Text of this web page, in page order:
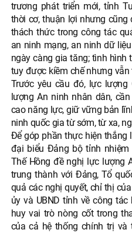
trương phát triển mới, tỉnh
thời cơ, thuận lợi nhưng
thách thức trong công tác
an ninh mạng, an ninh dữ
ngày càng gia tăng; tình
tuy được kiềm chế nhưng
Trước yêu cầu đó, lực
lượng An ninh nhân dân,
cao năng lực, giữ vững bản
ninh quốc gia từ sớm, từ xa,
Để góp phần thực hiện thắng
đại biểu Đảng bộ tỉnh
Thế Hồng đề nghị lực lượng
trung thành với Đảng, Tổ
quả các nghị quyết, chỉ thị
ủy và UBND tỉnh về công
huy vai trò nòng cốt trong
của cả hệ thống chính trị